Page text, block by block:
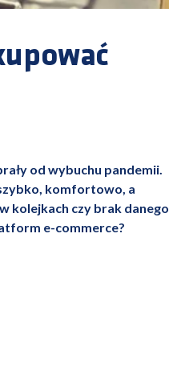
od wybuchu pandemii.
komfortowo, a
kolejkach czy brak danego
e-commerce?